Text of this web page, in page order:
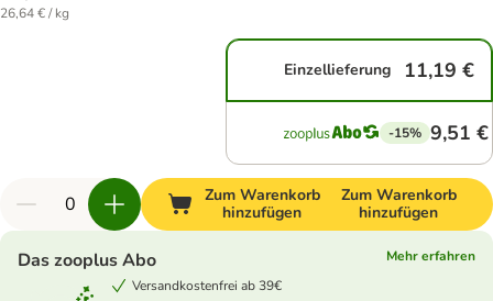
26,64 € / kg
Einzellieferung 11,19 €
-15% 9,51 €
Zum Warenkorb
hinzufügen
Zum Warenkorb
hinzufügen
Das zooplus Abo
Mehr erfahren
Versandkostenfrei ab 39€